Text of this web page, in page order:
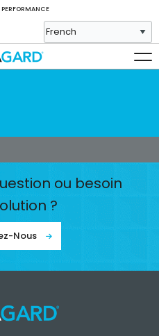
PERFORMANCE
ou besoin
?
Nous